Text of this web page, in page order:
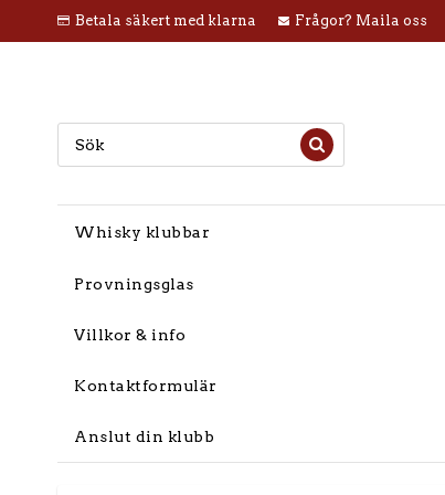
Betala säkert med klarna Frågor? Maila oss
Whisky klubbar
Provningsglas
Villkor & info
Kontaktformulär
Anslut din klubb